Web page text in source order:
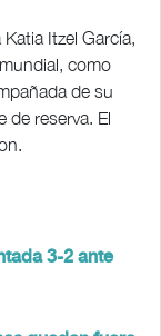
Itzel García,
como
de su
de reserva. El
3-2 ante